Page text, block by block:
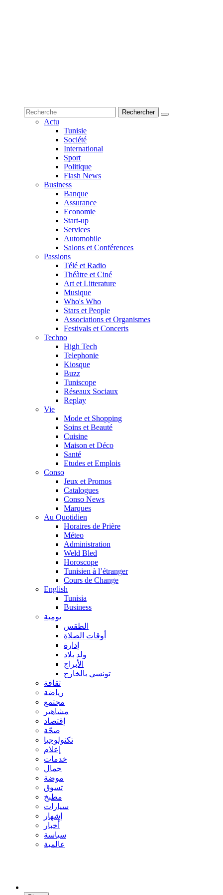
Actu
Tunisie
Société
International
Sport
Politique
Flash News
Business
Banque
Assurance
Economie
Start-up
Services
Automobile
Salons et Conférences
Passions
Télé et Radio
Théàtre et Ciné
Art et Litterature
Musique
Who's Who
Stars et People
Associations et Organismes
Festivals et Concerts
Techno
High Tech
Telephonie
Kiosque
Buzz
Tuniscope
Réseaux Sociaux
Replay
Vie
Mode et Shopping
Soins et Beauté
Cuisine
Maison et Déco
Santé
Etudes et Emplois
Conso
Jeux et Promos
Catalogues
Conso News
Marques
Au Quotidien
Horaires de Prière
Méteo
Administration
Weld Bled
Horoscope
Tunisien à l’étranger
Cours de Change
English
Tunisia
Business
يومية
الطقس
أوقات الصلاة
إدارة
ولد بلاد
الأبراج
تونسي بالخارج
ثقافة
رياضة
مجتمع
مشاهير
إقتصاد
صحّة
تكنولوجيا
إعلام
خدمات
جمال
موضة
تسوق
مطبخ
سيارات
إشهار
أخبار
سياسة
عالمية